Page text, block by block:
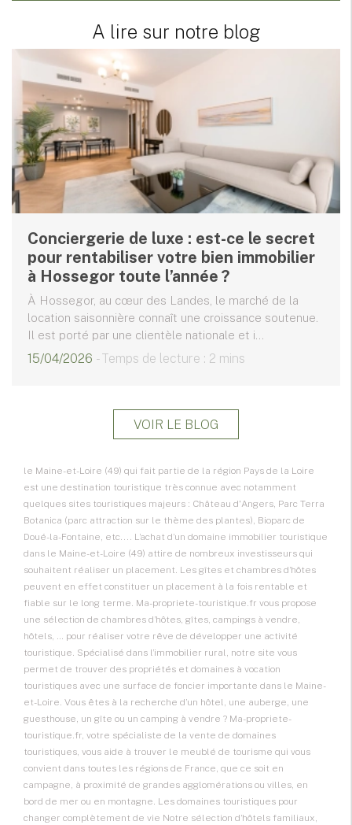
A lire sur notre blog
Conciergerie de luxe : est-ce le secret
pour rentabiliser votre bien immobilier
à Hossegor toute l’année ?
À Hossegor, au cœur des Landes, le marché de la
location saisonnière connaît une croissance soutenue.
Il est porté par une clientèle nationale et i...
15/04/2026 - Temps de lecture : 2 mins
VOIR LE BLOG
le Maine-et-Loire (49) qui fait partie de la région Pays de la Loire
est une destination touristique très connue avec notamment
quelques sites touristiques majeurs : Château d'Angers, Parc Terra
Botanica (parc attraction sur le thème des plantes), Bioparc de
Doué-la-Fontaine, etc.... L’achat d’un domaine immobilier touristique
dans le Maine-et-Loire (49) attire de nombreux investisseurs qui
souhaitent réaliser un placement. Les gîtes et chambres d’hôtes
peuvent en effet constituer un placement à la fois rentable et
fiable sur le long terme. Ma-propriete-touristique.fr vous propose
une sélection de chambres d’hôtes, gîtes, campings à vendre,
hôtels, … pour réaliser votre rêve de développer une activité
touristique. Spécialisé dans l’immobilier rural, notre site vous
permet de trouver des propriétés et domaines à vocation
touristiques avec une surface de foncier importante dans le Maine-
et-Loire. Vous êtes à la recherche d’un hôtel, une auberge, une
guesthouse, un gîte ou un camping à vendre ? Ma-propriete-
touristique.fr, votre spécialiste de la vente de domaines
touristiques, vous aide à trouver le meublé de tourisme qui vous
convient dans toutes les régions de France, que ce soit en
campagne, à proximité de grandes agglomérations ou villes, en
bord de mer ou en montagne. Les domaines touristiques pour
changer complètement de vie Notre sélection d’hôtels familiaux,